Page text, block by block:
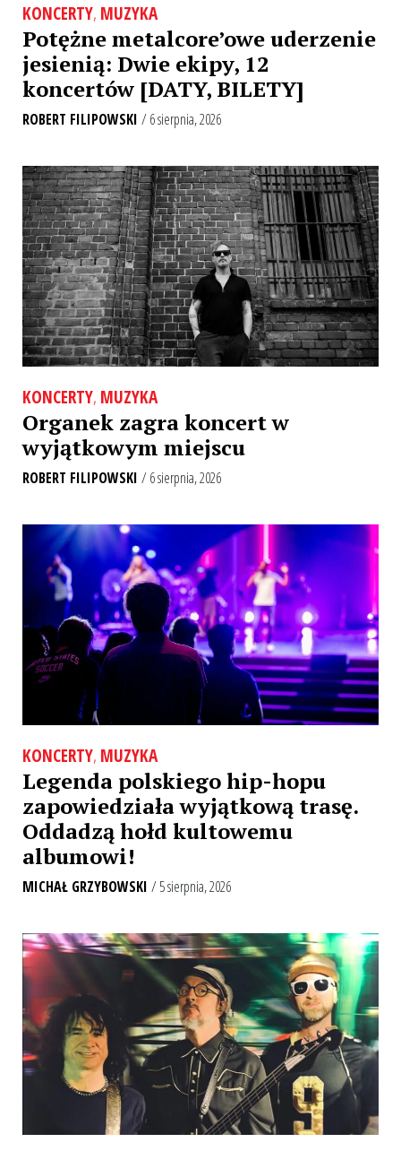
KONCERTY, MUZYKA
Potężne metalcore’owe uderzenie
jesienią: Dwie ekipy, 12
koncertów [DATY, BILETY]
ROBERT FILIPOWSKI / 6 sierpnia, 2026
KONCERTY, MUZYKA
Organek zagra koncert w
wyjątkowym miejscu
ROBERT FILIPOWSKI / 6 sierpnia, 2026
KONCERTY, MUZYKA
Legenda polskiego hip-hopu
zapowiedziała wyjątkową trasę.
Oddadzą hołd kultowemu
albumowi!
MICHAŁ GRZYBOWSKI / 5 sierpnia, 2026